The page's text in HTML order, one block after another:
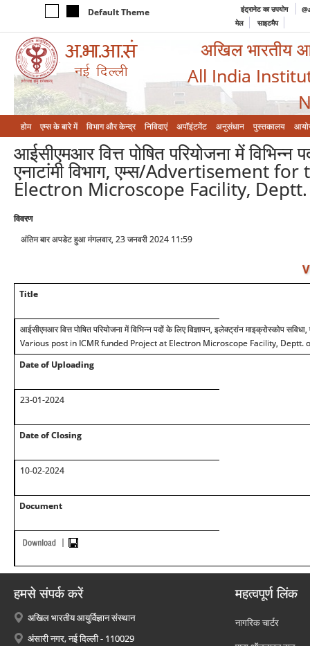
Default Theme इंट्रानेट का उपयोग
मेल
साइटमैप
अखिल भारतीय
All India
होम एम्‍स के बारे में विभाग और केन्‍द्र निविदाएं अपॉइंटमेंट अनुसंधान पुस्तकालय
आईसीएमआर वित्त पोषित परियोजना में विभिन्न
एनाटांमी विभाग, एम्स/Advertisement
Electron Microscope Facility,
विवरण
अंतिम बार अपडेट हुआ मंगलवार, 23 जनवरी 2024 11:59
Title
आईसीएमआर वित्त पोषित परियोजना में विभिन्न पदों के लिए विज्ञापन, इलेक्ट्रांन माइक्रोस्कोप सविधा,
Various post in ICMR funded Project at Electron Microscope Facility, Deptt.
Date of Uploading
23-01-2024
Date of Closing
10-02-2024
Document
हमसे संपर्क करें
अखिल भारतीय आयुर्विज्ञान संस्थान
अंसारी नगर, नई दिल्ली - 110029
महत्वपूर्ण लिंक
नागरिक चार्टर